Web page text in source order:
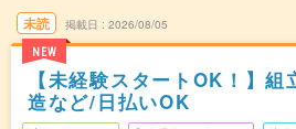
未読
NEW
掲載日 2026/08/05
【未経験スタートOK！】
造など/日払いOK